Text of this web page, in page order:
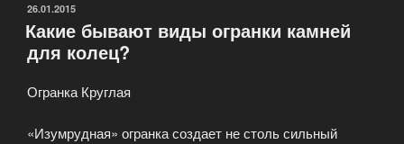
быть
собой»
ОПУБЛИКОВАНО
26.01.2015
Какие бывают виды огранки камней
для колец?
Огранка Круглая
«Изумрудная» огранка создает не столь сильный